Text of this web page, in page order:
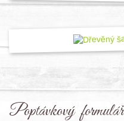
Poptávkový formulář